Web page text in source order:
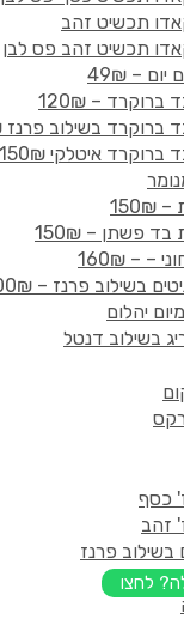
תכשיט זהב
תכשיט זהב פס לבן
– 49₪
– 120₪
בשילוב פרנז 130₪
איטלקי 150₪
פשתן – 150₪
– 160₪
בשילוב פרנז – 100₪
יהלום
בשילוב דנטל
כסף
זהב
בשילוב פרנז
לחצו